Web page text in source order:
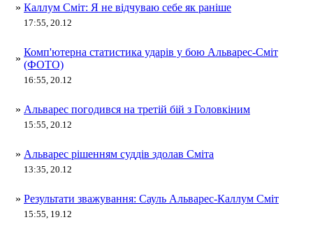
» Каллум Сміт: Я не відчуваю себе як раніше
17:55, 20.12
»
Комп'ютерна статистика ударів у бою Альварес-Сміт
(ФОТО)
16:55, 20.12
» Альварес погодився на третій бій з Головкіним
15:55, 20.12
» Альварес рішенням суддів здолав Сміта
13:35, 20.12
» Результати зважування: Сауль Альварес-Каллум Сміт
15:55, 19.12